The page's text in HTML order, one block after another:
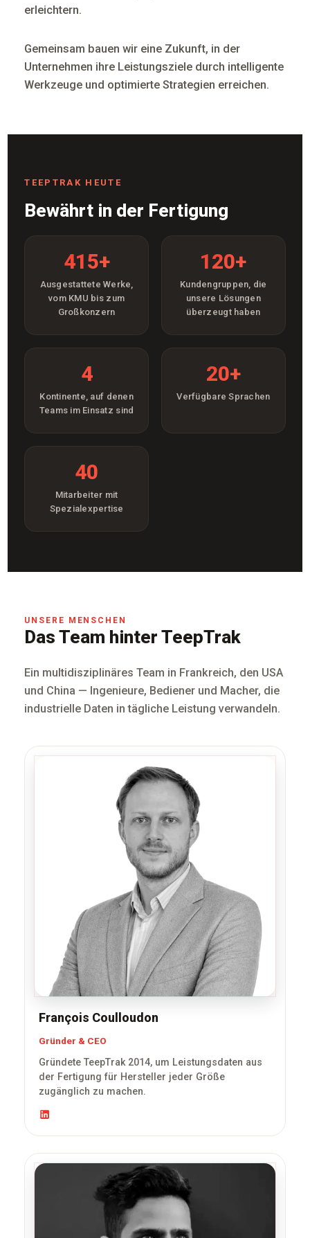
erleichtern.
Gemeinsam bauen wir eine Zukunft, in der
Unternehmen ihre Leistungsziele durch intelligente
Werkzeuge und optimierte Strategien erreichen.
TEEPTRAK HEUTE
Bewährt in der Fertigung
415+
Ausgestattete Werke,
vom KMU bis zum
Großkonzern
120+
Kundengruppen, die
unsere Lösungen
überzeugt haben
4
Kontinente, auf denen
Teams im Einsatz sind
20+
Verfügbare Sprachen
40
Mitarbeiter mit
Spezialexpertise
UNSERE MENSCHEN
Das Team hinter TeepTrak
Ein multidisziplinäres Team in Frankreich, den USA
und China — Ingenieure, Bediener und Macher, die
industrielle Daten in tägliche Leistung verwandeln.
François Coulloudon
Gründer & CEO
Gründete TeepTrak 2014, um Leistungsdaten aus
der Fertigung für Hersteller jeder Größe
zugänglich zu machen.